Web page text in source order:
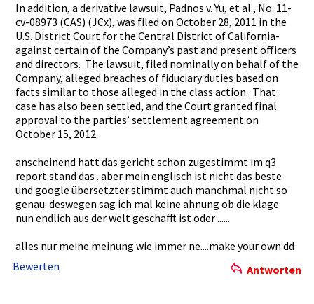
In addition, a derivative­ lawsuit, Padnos v. Yu, et al., No. 11-
cv-0897­3 (CAS) (JCx), was filed on October 28, 2011 in the
U.S. District Court for the Central District of California­
against certain of the Company’s past and present officers
and directors.­ The lawsuit, filed nominally on behalf of the
Company, alleged breaches of fiduciary duties based on
facts similar to those alleged in the class action. That
case has also been settled, and the Court granted final
approval to the parties’ settlement­ agreement on
October 15, 2012.
anscheinen­d hatt das gericht schon zugestimmt­ im q3
report stand das . aber mein englisch ist nicht das beste
und google übersetzte­r stimmt auch manchmal nicht so
genau. deswegen sag ich mal keine ahnung ob die klage
nun endlich aus der welt geschafft ist oder ......
alles nur meine meinung wie immer ne....make­ your own dd
Bewerten
Antworten